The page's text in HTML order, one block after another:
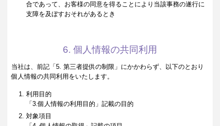
合であって、お客様の同意を得ることにより当該事務の遂行に
支障を及ぼすおそれがあるとき
6. 個人情報の共同利用
当社は、前記「5. 第三者提供の制限」にかかわらず、以下のとおり
個人情報の共同利用をいたします。
利用目的
「3.個人情報の利用目的」記載の目的
対象項目